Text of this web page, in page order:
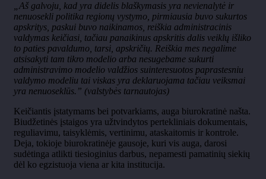
„Aš galvoju, kad yra didelis blaškymasis yra nevienalytė ir
nenuosekli politika regionų vystymo, pirmiausia buvo sukurtos
apskritys, paskui buvo naikinamos, reiškia administracinis
valdymas keičiasi, tačiau panaikinus apskritis dalis veiklų išliko
to paties pavaldumo, tarsi, apskričių. Reiškia mes negalime
atsisakyti tam tikro modelio arba nesugebame sukurti
administravimo modelio valdžios suinteresuotos paprastesniu
valdymo modeliu tai viskas yra deklaruojama tačiau veiksmai
yra nenuoseklūs.” (valstybės tarnautojas)
Keičiantis įstatymams bei potvarkiams, auga biurokratinė našta.
Biudžetinės įstaigos yra užtvindytos pertekliniais dokumentais,
reguliavimu, taisyklėmis, vertinimu, ataskaitomis ir kontrole.
Deja, tokioje biurokratinėje gausoje, kuri vis auga, darosi
sudėtinga atlikti tiesioginius darbus, nepamesti pamatinių siekių
dėl ko egzistuoja viena ar kita institucija.